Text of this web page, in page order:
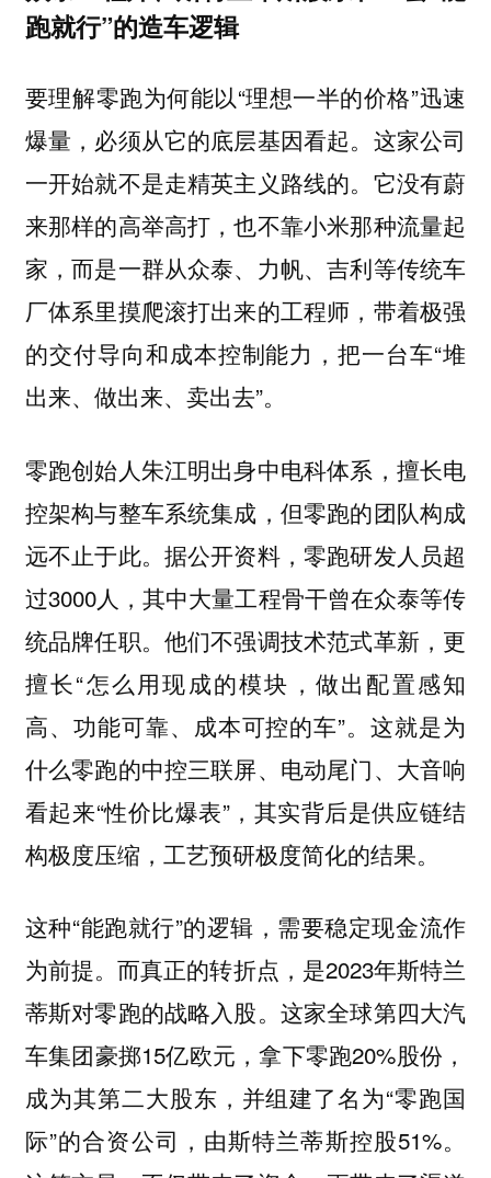
跑就行”的造车逻辑
要理解零跑为何能以“理想一半的价格”迅速
爆量，必须从它的底层基因看起。这家公司
一开始就不是走精英主义路线的。它没有蔚
来那样的高举高打，也不靠小米那种流量起
家，而是一群从众泰、力帆、吉利等传统车
厂体系里摸爬滚打出来的工程师，带着极强
的交付导向和成本控制能力，把一台车“堆
出来、做出来、卖出去”。
零跑创始人朱江明出身中电科体系，擅长电
控架构与整车系统集成，但零跑的团队构成
远不止于此。据公开资料，零跑研发人员超
过3000人，其中大量工程骨干曾在众泰等传
统品牌任职。他们不强调技术范式革新，更
擅长“怎么用现成的模块，做出配置感知
高、功能可靠、成本可控的车”。这就是为
什么零跑的中控三联屏、电动尾门、大音响
看起来“性价比爆表”，其实背后是供应链结
构极度压缩，工艺预研极度简化的结果。
这种“能跑就行”的逻辑，需要稳定现金流作
为前提。而真正的转折点，是2023年斯特兰
蒂斯对零跑的战略入股。这家全球第四大汽
车集团豪掷15亿欧元，拿下零跑20%股份，
成为其第二大股东，并组建了名为“零跑国
际”的合资公司，由斯特兰蒂斯控股51%。